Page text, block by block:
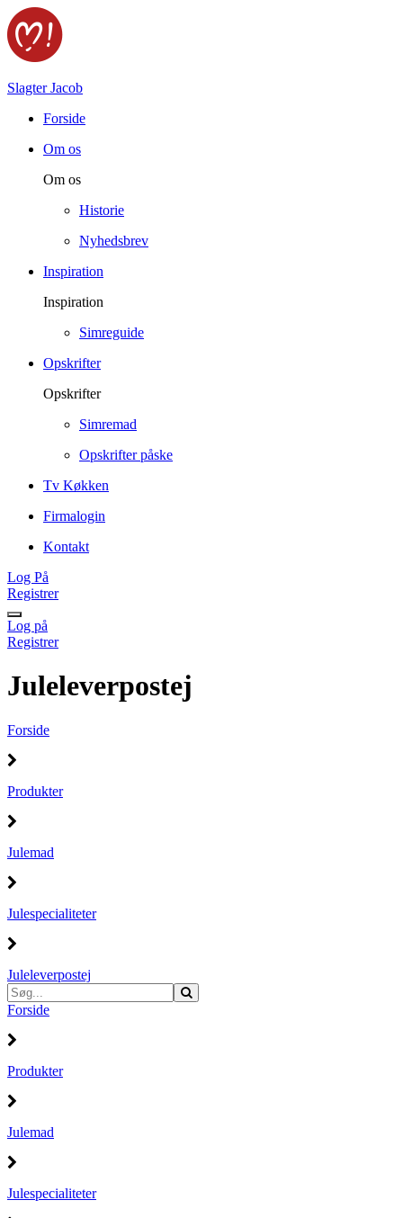
Slagter Jacob
Forside
Om os
Om os
Historie
Nyhedsbrev
Inspiration
Inspiration
Simreguide
Opskrifter
Opskrifter
Simremad
Opskrifter påske
Tv Køkken
Firmalogin
Kontakt
Log På
Registrer
Log på
Registrer
Juleleverpostej
Forside
Produkter
Julemad
Julespecialiteter
Juleleverpostej
Forside
Produkter
Julemad
Julespecialiteter